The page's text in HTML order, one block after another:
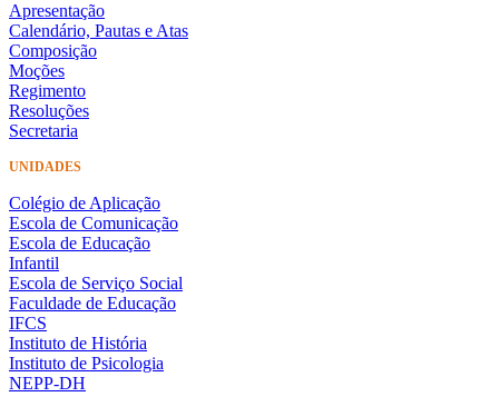
Apresentação
Calendário, Pautas e Atas
Composição
Moções
Regimento
Resoluções
Secretaria
UNIDADES
Colégio de Aplicação
Escola de Comunicação
Escola de Educação
Infantil
Escola de Serviço Social
Faculdade de Educação
IFCS
Instituto de História
Instituto de Psicologia
NEPP-DH